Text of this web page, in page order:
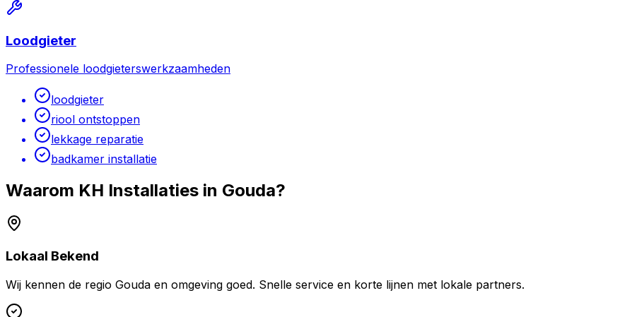
Loodgieter
Professionele loodgieterswerkzaamheden
loodgieter
riool ontstoppen
lekkage reparatie
badkamer installatie
Waarom KH Installaties in Gouda?
Lokaal Bekend
Wij kennen de regio Gouda en omgeving goed. Snelle service en korte lijnen met lokale partners.